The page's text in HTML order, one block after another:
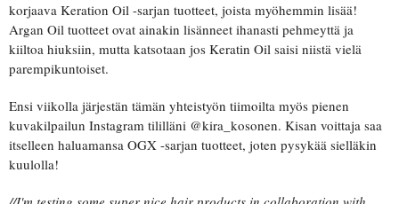
korjaava Keration Oil -sarjan tuotteet, joista myöhemmin lisää!
Argan Oil tuotteet ovat ainakin lisänneet ihanasti pehmeyttä ja
kiiltoa hiuksiin, mutta katsotaan jos Keratin Oil saisi niistä vielä
parempikuntoiset.
Ensi viikolla järjestän tämän yhteistyön tiimoilta myös pienen
kuvakilpailun Instagram tililläni @kira_kosonen. Kisan voittaja saa
itselleen haluamansa OGX -sarjan tuotteet, joten pysykää sielläkin
kuulolla!